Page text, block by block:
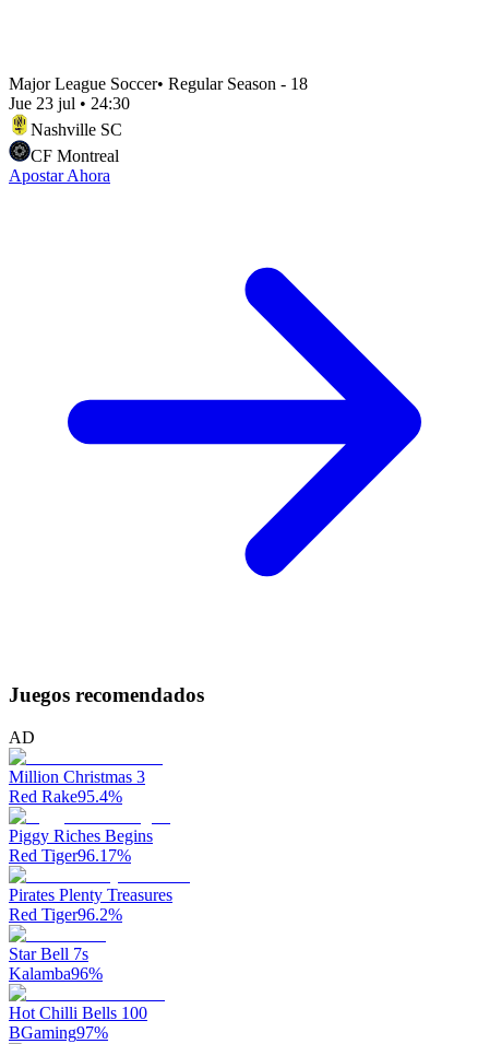
Major League Soccer• Regular Season - 18
Jue 23 jul • 24:30
Nashville SC
CF Montreal
Apostar Ahora
Juegos recomendados
AD
Million Christmas 3
Red Rake95.4%
Piggy Riches Begins
Red Tiger96.17%
Pirates Plenty Treasures
Red Tiger96.2%
Star Bell 7s
Kalamba96%
Hot Chilli Bells 100
BGaming97%